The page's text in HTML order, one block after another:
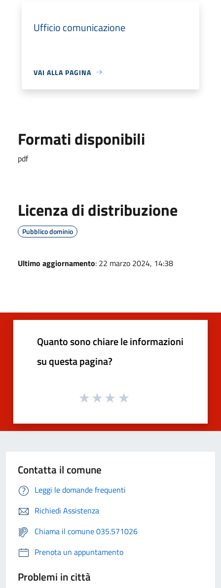
Ufficio comunicazione
VAI ALLA PAGINA
Formati disponibili
pdf
Licenza di distribuzione
Pubblico dominio
Ultimo aggiornamento: 22 marzo 2024, 14:38
Quanto sono chiare le informazioni
su questa pagina?
Contatta il comune
Leggi le domande frequenti
Richiedi Assistenza
Chiama il comune 035.571026
Prenota un appuntamento
Problemi in città